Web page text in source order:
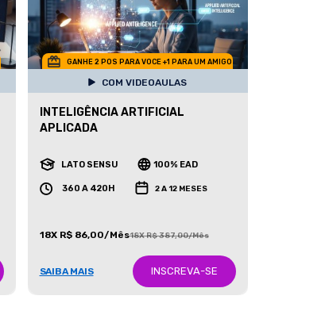
GANHE 2 POS PARA VOCE +1 PARA UM AMIGO
COM VIDEOAULAS
INTELIGÊNCIA ARTIFICIAL
APLICADA
LATO SENSU 100% EAD
360 A 420H 2 A 12 MESES
18X R$ 86,00/Mês18X R$ 387,00/Mês
SAIBA MAIS INSCREVA-SE